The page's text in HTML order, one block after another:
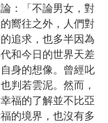
：「不論男女，對
嚮往之外，人們對
追求，也多半因為
和今日的世界天差
身的想像。曾經叱
判若雲泥。然而，
福的了解並不比亞
的境界，也沒有多